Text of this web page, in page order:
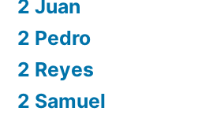
2 Juan
2 Pedro
2 Reyes
2 Samuel